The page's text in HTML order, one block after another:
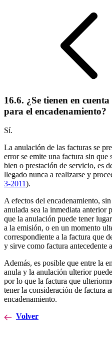
16.6. ¿Se tienen en
para el encadenamiento?
Sí.
La anulación de las facturas se
error se emite una factura sin que
bien o prestación de servicio, es
llegado nunca a realizarse y
3-2011).
A efectos del encadenamiento,
anulada sea la inmediata anterior
que la anulación puede tener
a la emisión, o en un momento
correspondiente a la factura que
y sirve como factura antecedente
Además, es posible que entre la
anula y la anulación ulterior
por lo que la factura que
tener la consideración de factura
encadenamiento.
Volver